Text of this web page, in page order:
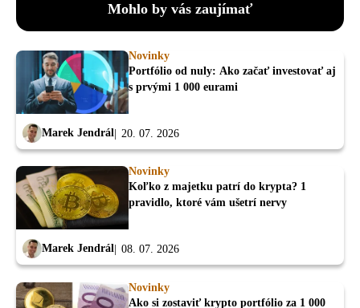
Mohlo by vás zaujímať
Novinky
Portfólio od nuly: Ako začať investovať aj
s prvými 1 000 eurami
Marek Jendrál 20. 07. 2026
Novinky
Koľko z majetku patrí do krypta? 1
pravidlo, ktoré vám ušetrí nervy
Marek Jendrál 08. 07. 2026
Novinky
Ako si zostaviť krypto portfólio za 1 000